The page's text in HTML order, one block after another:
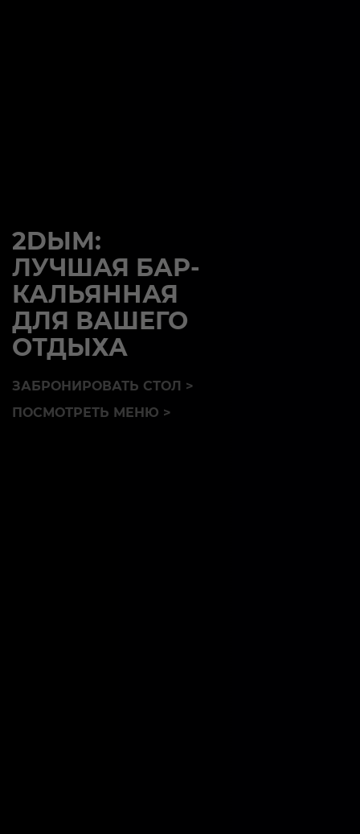
2DЫМ:
ЛУЧШАЯ БАР-
КАЛЬЯННАЯ
ДЛЯ ВАШЕГО
ОТДЫХА
ЗАБРОНИРОВАТЬ СТОЛ >
ПОСМОТРЕТЬ МЕНЮ >